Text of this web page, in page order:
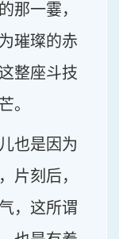
那一霎，
璀璨的赤
整座斗技
。
也是因为
片刻后，
，这所谓